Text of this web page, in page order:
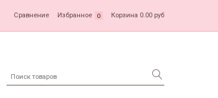
Сравнение Избранное 0 Корзина 0.00 руб